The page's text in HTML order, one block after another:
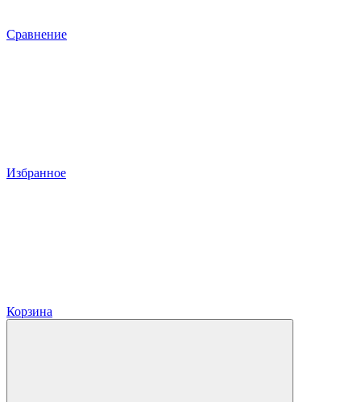
Сравнение
Избранное
Корзина